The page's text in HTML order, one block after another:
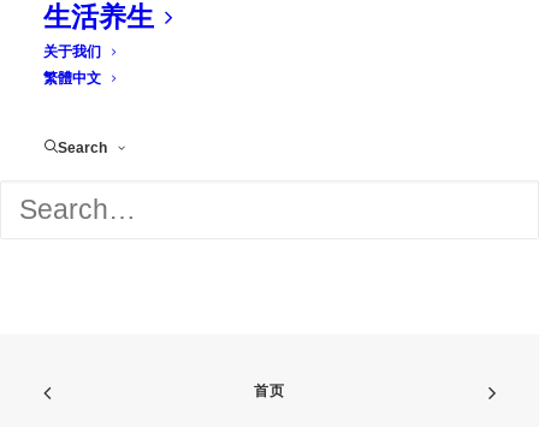
生活养生
关于我们
繁體中文
Search